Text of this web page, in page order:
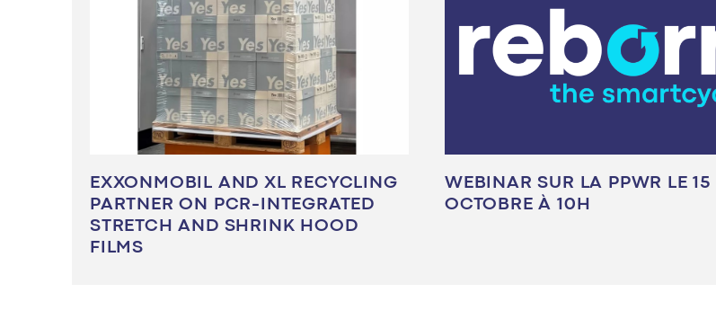
EXXONMOBIL AND XL RECYCLING
PARTNER ON PCR-INTEGRATED
STRETCH AND SHRINK HOOD
FILMS
WEBINAR SUR LA PPWR LE 15
OCTOBRE À 10H